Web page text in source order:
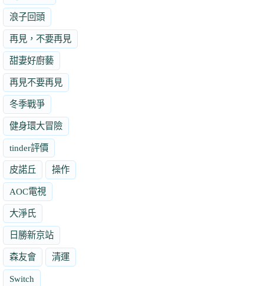
浪子回頭
再見，不要再見
甜妻好廚藝
再見不要再見
冬季戰爭
健身環大冒險
tinder評價
皮諾丘 操作
AOC電視
大淨氏
日勝新京站
森友會 清運
Switch